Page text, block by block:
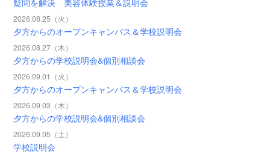
疑問を解決 美容体験授業＆説明会
2026.08.25（火）
夕方からのオープンキャンパス＆学校説明会
2026.08.27（木）
夕方からの学校説明会&個別相談会
2026.09.01（火）
夕方からのオープンキャンパス＆学校説明会
2026.09.03（木）
夕方からの学校説明会&個別相談会
2026.09.05（土）
学校説明会